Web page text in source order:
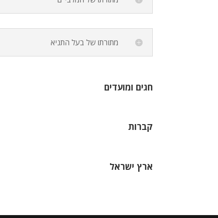
מתורתו של בעל התניא
חגים ומועדים
קברות
ארץ ישראל